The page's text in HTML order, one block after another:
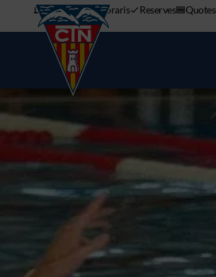
APP mòbil Horaris Reserves Quotes